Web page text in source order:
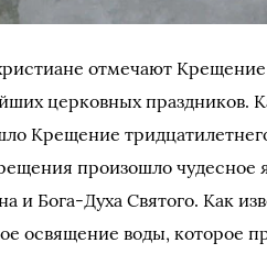
отмечают
церковных праздников.
Крещение
произошло чудесное
и Бога-Духа Святого. Как
освящение воды, которое